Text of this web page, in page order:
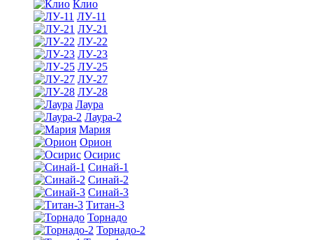
Клио
ЛУ-11
ЛУ-21
ЛУ-22
ЛУ-23
ЛУ-25
ЛУ-27
ЛУ-28
Лаура
Лаура-2
Мария
Орион
Осирис
Синай-1
Синай-2
Синай-3
Титан-3
Торнадо
Торнадо-2